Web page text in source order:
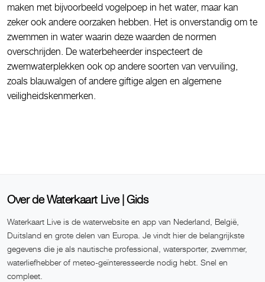
maken met bijvoorbeeld vogelpoep in het water, maar kan
zeker ook andere oorzaken hebben. Het is onverstandig om te
zwemmen in water waarin deze waarden de normen
overschrijden. De waterbeheerder inspecteert de
zwemwaterplekken ook op andere soorten van vervuiling,
zoals blauwalgen of andere giftige algen en algemene
veiligheidskenmerken.
Over de Waterkaart Live | Gids
Waterkaart Live is de waterwebsite en app van Nederland, België,
Duitsland en grote delen van Europa. Je vindt hier de belangrijkste
gegevens die je als nautische professional, watersporter, zwemmer,
waterliefhebber of meteo-geïnteresseerde nodig hebt. Snel en
compleet.